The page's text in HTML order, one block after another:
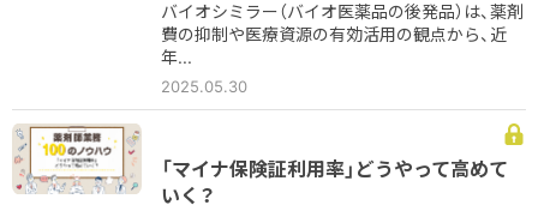
バイオシミラー（バイオ医薬品の後発品）は、薬剤
費の抑制や医療資源の有効活用の観点から、近
年...
2025.05.30
「マイナ保険証利用率」どうやって高めて
いく？